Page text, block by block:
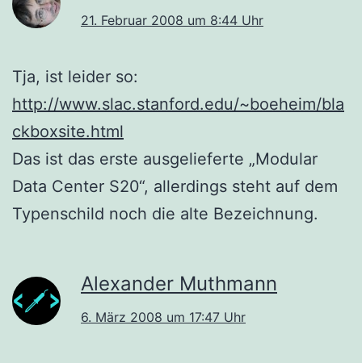
21. Februar 2008 um 8:44 Uhr
Tja, ist leider so:
http://www.slac.stanford.edu/~boeheim/bla
ckboxsite.html
Das ist das erste ausgelieferte „Modular
Data Center S20“, allerdings steht auf dem
Typenschild noch die alte Bezeichnung.
Alexander Muthmann
6. März 2008 um 17:47 Uhr